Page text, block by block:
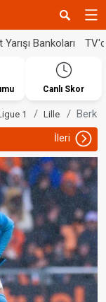
Yarışı Bankoları
Canlı Skor
1 Lille Berke
İleri